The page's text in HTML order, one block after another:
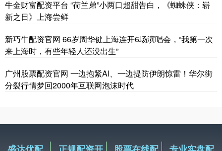
牛金财富配资平台 “荷兰弟”小两口超甜告白，《蜘蛛侠：崭
新之日》上海尝鲜
新巧牛配资官网 66岁周华健上海连开6场演唱会，“我第一次
来上海时，有些年轻人还没出生”
广州股票配资官网 一边抱紧AI、一边提防伊朗惊雷！华尔街
分裂行情梦回2000年互联网泡沫时代